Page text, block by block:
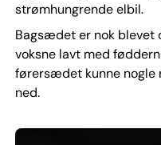
strømhungrende elbil.
Bagsædet er nok blevet
voksne lavt med
førersædet kunne
ned.